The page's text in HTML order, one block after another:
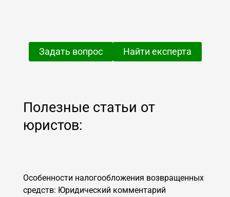
Задать вопрос Найти експерта
Полезные статьи от
юристов:
Особенности налогообложения возвращенных
средств: Юридический комментарий